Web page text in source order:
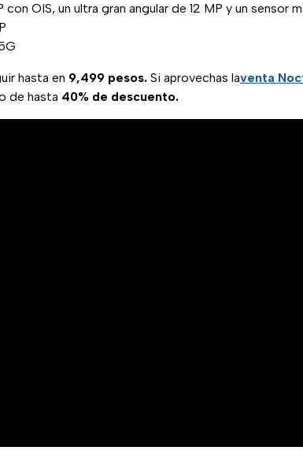
OIS, un ultra gran angular de 12 MP y un sensor
hasta en 9,499 pesos. Si aprovechas laventa
de hasta 40% de descuento.